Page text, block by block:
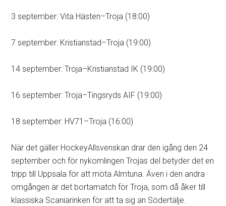
3 september: Vita Hästen–Troja (18:00)
7 september: Kristianstad–Troja (19:00)
14 september: Troja–Kristianstad IK (19:00)
16 september: Troja–Tingsryds AIF (19:00)
18 september: HV71–Troja (16:00)
När det gäller HockeyAllsvenskan drar den igång den 24
september och för nykomlingen Trojas del betyder det en
tripp till Uppsala för att möta Almtuna. Även i den andra
omgången är det bortamatch för Troja, som då åker till
klassiska Scaniarinken för att ta sig an Södertälje.